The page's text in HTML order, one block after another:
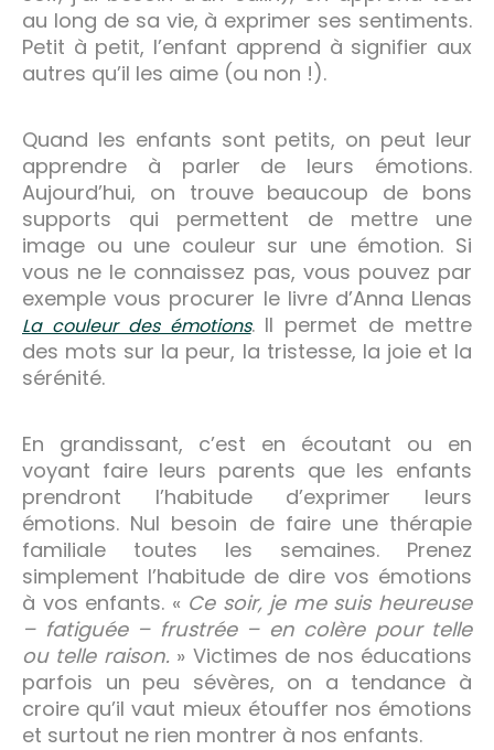
au long de sa vie, à exprimer ses sentiments.
Petit à petit, l’enfant apprend à signifier aux
autres qu’il les aime (ou non !).
Quand les enfants sont petits, on peut leur
apprendre à parler de leurs émotions.
Aujourd’hui, on trouve beaucoup de bons
supports qui permettent de mettre une
image ou une couleur sur une émotion. Si
vous ne le connaissez pas, vous pouvez par
exemple vous procurer le livre d’Anna Llenas
La couleur des émotions. Il permet de mettre
des mots sur la peur, la tristesse, la joie et la
sérénité.
En grandissant, c’est en écoutant ou en
voyant faire leurs parents que les enfants
prendront l’habitude d’exprimer leurs
émotions. Nul besoin de faire une thérapie
familiale toutes les semaines. Prenez
simplement l’habitude de dire vos émotions
à vos enfants. « Ce soir, je me suis heureuse
– fatiguée – frustrée – en colère pour telle
ou telle raison. » Victimes de nos éducations
parfois un peu sévères, on a tendance à
croire qu’il vaut mieux étouffer nos émotions
et surtout ne rien montrer à nos enfants.